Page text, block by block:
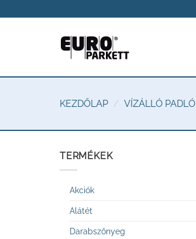
to
KEZDŐLAP / VÍZÁLLÓ PADLÓ
TERMÉKEK
Akciók
Alátét
Darabszőnyeg